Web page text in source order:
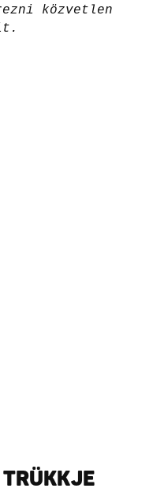
közvetlen
TRÜKKJE